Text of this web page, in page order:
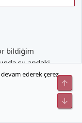
bildiğim
şu andaki
yoktu.Şu anda biraz
ederek çerez